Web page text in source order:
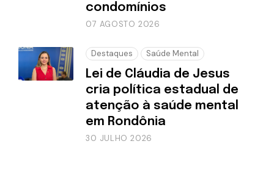
condomínios
07 AGOSTO 2026
Destaques Saúde Mental
Lei de Cláudia de Jesus
cria política estadual de
atenção à saúde mental
em Rondônia
30 JULHO 2026